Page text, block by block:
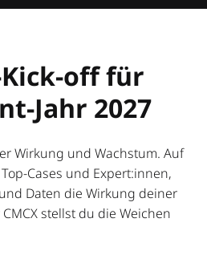
off für
Jahr 2027
Wirkung und Wachstum. Auf
Cases und Expert:innen,
Daten die Wirkung deiner
stellst du die Weichen